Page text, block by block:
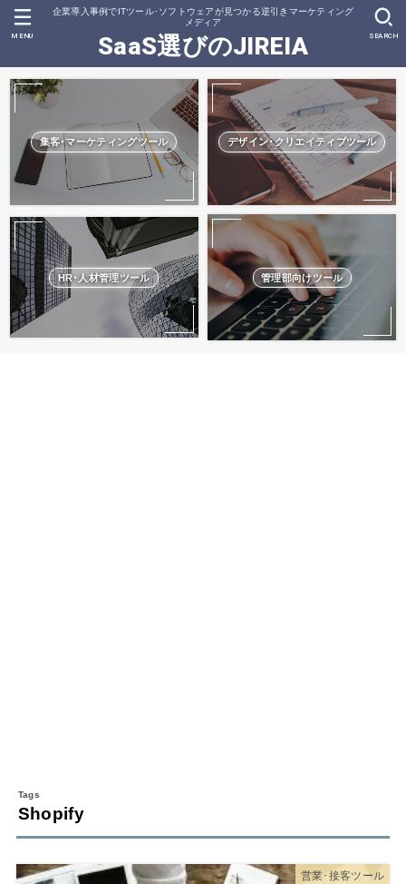
企業導入事例でITツール･ソフトウェアが見つかる逆引きマーケティング
メディア
SaaS選びのJIREIA SEARCH
MENU
集客･マーケティングツール デザイン･クリエイティブツール
HR･人材管理ツール 管理部向けツール
Shopify
営業･接客ツール